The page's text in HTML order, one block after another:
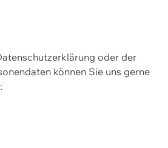
oder der
können Sie uns gerne